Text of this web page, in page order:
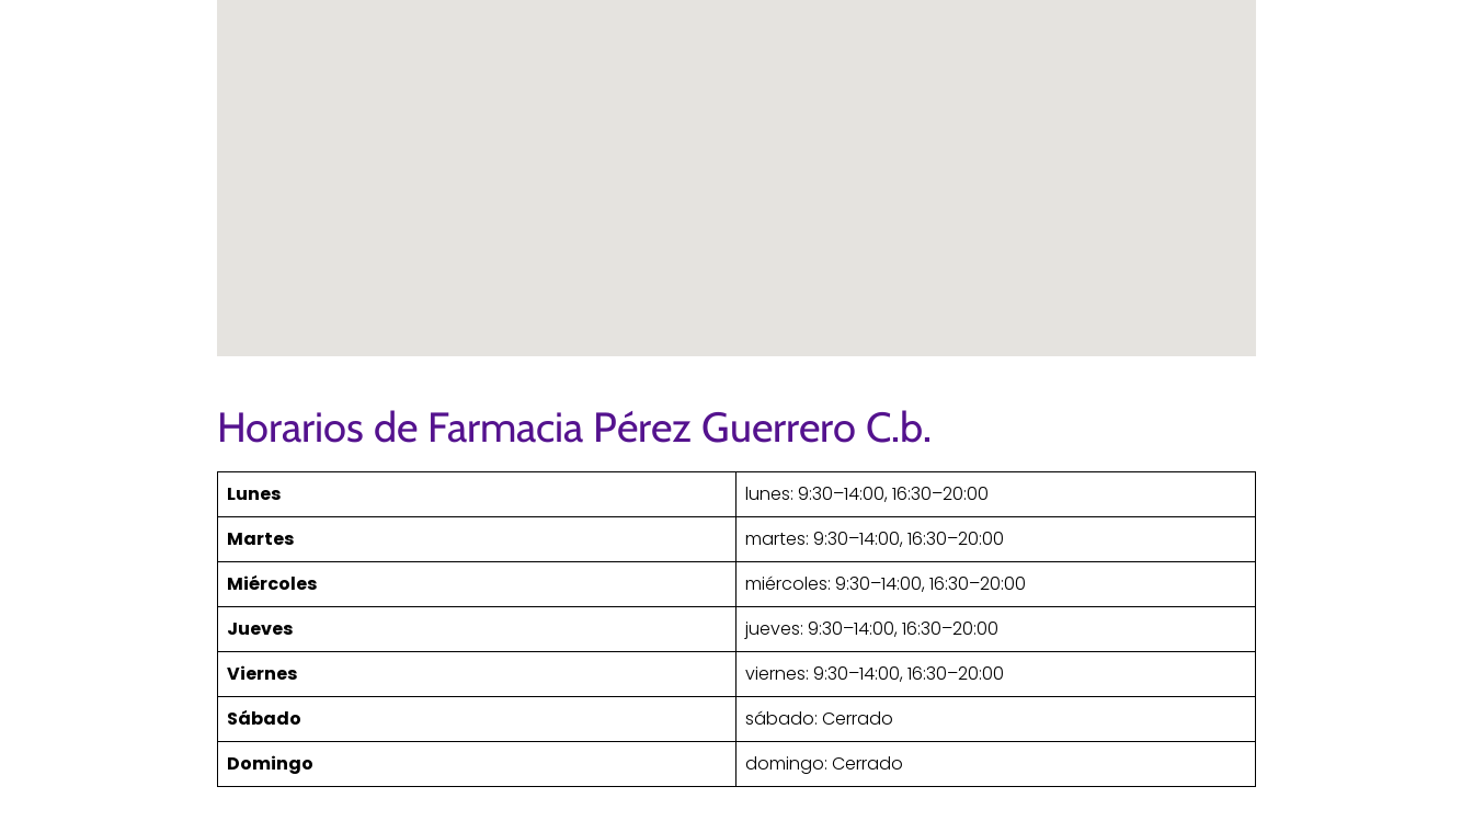
Horarios de Farmacia Pérez Guerrero C.b.
Lunes
lunes: 9:30–14:00, 16:30–20:00
Martes
martes: 9:30–14:00, 16:30–20:00
Miércoles
miércoles: 9:30–14:00, 16:30–20:00
Jueves
jueves: 9:30–14:00, 16:30–20:00
Viernes
viernes: 9:30–14:00, 16:30–20:00
Sábado
sábado: Cerrado
Domingo
domingo: Cerrado